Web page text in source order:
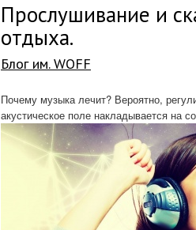
Прослушивание и
отдыха.
Блог им. WOFF
Почему музыка лечит? Вероятно,
акустическое поле накладывается на